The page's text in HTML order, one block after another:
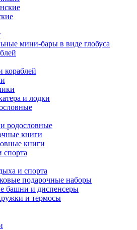
мини-бары в виде глобуса
кораблей
и лодки
родословные
книги
книги
спорта
и спорта
подарочные наборы
башни и диспенсеры
и термосы